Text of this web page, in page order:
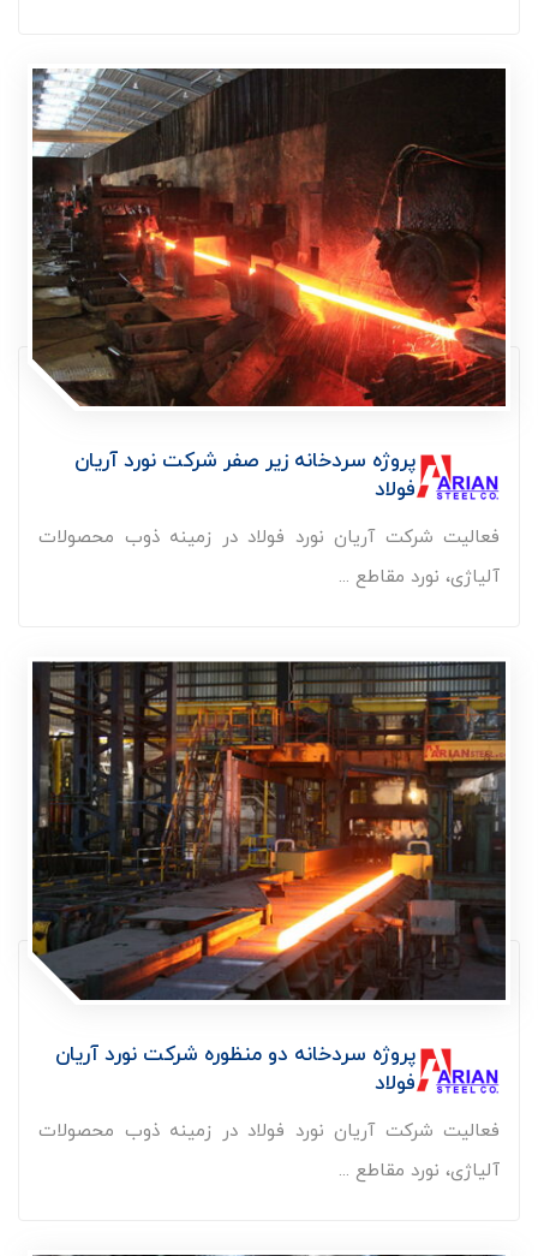
پروژه سردخانه زیر صفر شرکت نورد آریان
فولاد
فعالیت شرکت آریان نورد فولاد در زمینه ذوب محصولات
آلیاژی، نورد مقاطع ...
پروژه سردخانه دو منظوره شرکت نورد آریان
فولاد
فعالیت شرکت آریان نورد فولاد در زمینه ذوب محصولات
آلیاژی، نورد مقاطع ...